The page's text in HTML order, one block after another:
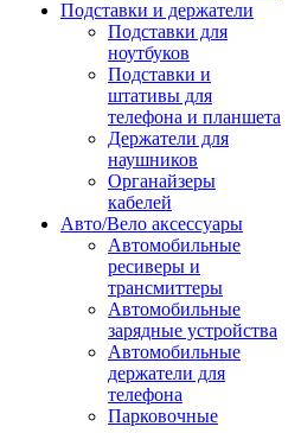
Подставки и держатели
Подставки для
ноутбуков
Подставки и
штативы для
телефона и планшета
Держатели для
наушников
Органайзеры
кабелей
Авто/Вело аксессуары
Автомобильные
ресиверы и
трансмиттеры
Автомобильные
зарядные устройства
Автомобильные
держатели для
телефона
Парковочные